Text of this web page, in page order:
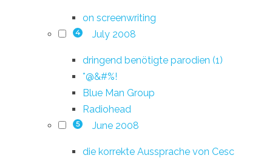
on screenwriting
4 July 2008
dringend benötigte parodien (1)
*@&#%!
Blue Man Group
Radiohead
5 June 2008
die korrekte Aussprache von Cesc